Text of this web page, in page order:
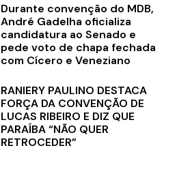
Durante convenção do MDB,
André Gadelha oficializa
candidatura ao Senado e
pede voto de chapa fechada
com Cícero e Veneziano
RANIERY PAULINO DESTACA
FORÇA DA CONVENÇÃO DE
LUCAS RIBEIRO E DIZ QUE
PARAÍBA “NÃO QUER
RETROCEDER”